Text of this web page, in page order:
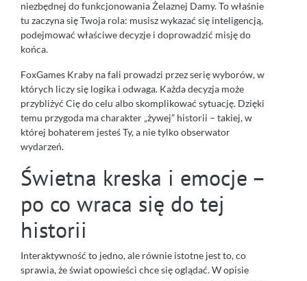
niezbędnej do funkcjonowania Żelaznej Damy. To właśnie
tu zaczyna się Twoja rola: musisz wykazać się inteligencją,
podejmować właściwe decyzje i doprowadzić misję do
końca.
FoxGames Kraby na fali prowadzi przez serię wyborów, w
których liczy się logika i odwaga. Każda decyzja może
przybliżyć Cię do celu albo skomplikować sytuację. Dzięki
temu przygoda ma charakter „żywej” historii – takiej, w
której bohaterem jesteś Ty, a nie tylko obserwator
wydarzeń.
Świetna kreska i emocje –
po co wraca się do tej
historii
Interaktywność to jedno, ale równie istotne jest to, co
sprawia, że świat opowieści chce się oglądać. W opisie